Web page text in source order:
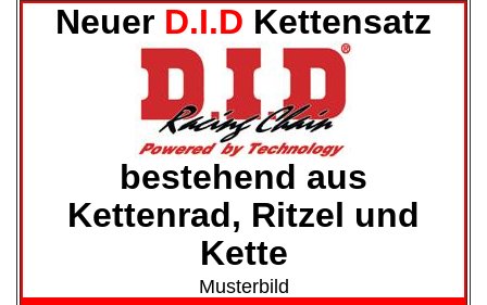
Neuer D.I.D Kettensatz
bestehend aus
Kettenrad, Ritzel und
Kette
Musterbild